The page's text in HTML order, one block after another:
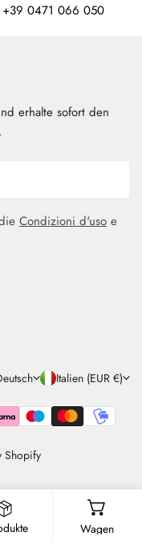
+39 0471 066 050
erhalte sofort den
Condizioni d'uso e
L
A
N
D
Italien (EUR €)
Shopify
Wagen